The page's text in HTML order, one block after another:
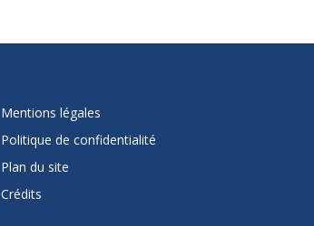
Mentions légales
Politique de confidentialité
Plan du site
Crédits